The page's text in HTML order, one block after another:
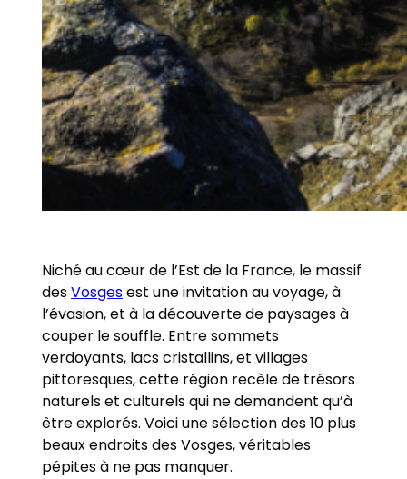
Niché au cœur de l’Est de la France, le massif
desVosgesest une invitation au voyage, à
l’évasion, et à la découverte de paysages à
couper le souffle. Entre sommets
verdoyants, lacs cristallins, et villages
pittoresques, cette région recèle de trésors
naturels et culturels qui ne demandent qu’à
être explorés. Voici une sélection des 10 plus
beaux endroits des Vosges, véritables
pépites à ne pas manquer.